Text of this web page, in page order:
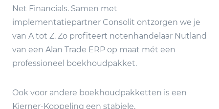
Net Financials. Samen met
implementatiepartner Consolit ontzorgen we je
van A tot Z. Zo profiteert notenhandelaar Nutland
van een Alan Trade ERP op maat mét een
professioneel boekhoudpakket.
Ook voor andere boekhoudpakketten is een
Kjerner-Koppeling een stabiele,